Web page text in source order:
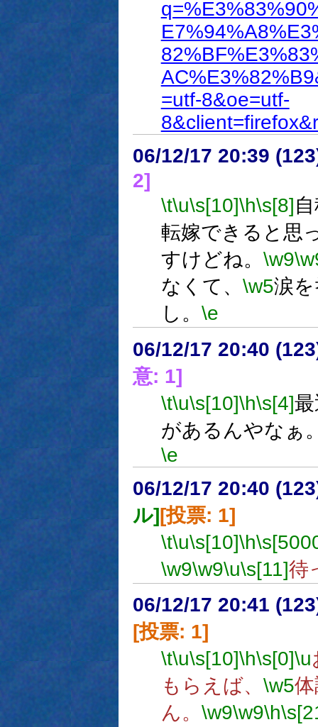
=utf-8&oe=utf-
06/12/17 20:39
2]
\t\u\s[10]\h\s[8]
転嫁できると思
すけどね。 \w9
なくて、 \w5涙
し。 \e
06/12/17 20:40
意: 1]
\t\u\s[10]\h\s[4]
があるんやなぁ
\e
06/12/17 20:40
ル][投票: 1]
\t\u\s[10]\h
\w9\w9\u\s[11]待
06/12/17 20:41
[投票: 1]
\t\u\s[10]\h\s[0]\u
もらえば、 \w5
ん。 \w9\w9\h